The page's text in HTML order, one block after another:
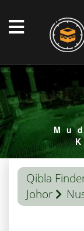
Qibla
Johor